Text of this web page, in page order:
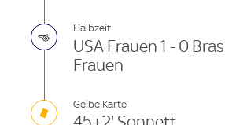
Halbzeit
USA Frauen 1 - 0
Frauen
Gelbe Karte